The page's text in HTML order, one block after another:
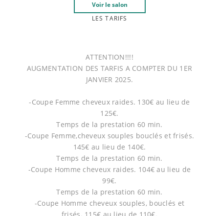
Voir le salon
LES TARIFS
ATTENTION!!!!
AUGMENTATION DES TARFIS A COMPTER DU 1ER
JANVIER 2025.
-Coupe Femme cheveux raides. 130€ au lieu de
125€.
Temps de la prestation 60 min.
-Coupe Femme,cheveux souples bouclés et frisés.
145€ au lieu de 140€.
Temps de la prestation 60 min.
-Coupe Homme cheveux raides. 104€ au lieu de
99€.
Temps de la prestation 60 min.
-Coupe Homme cheveux souples, bouclés et